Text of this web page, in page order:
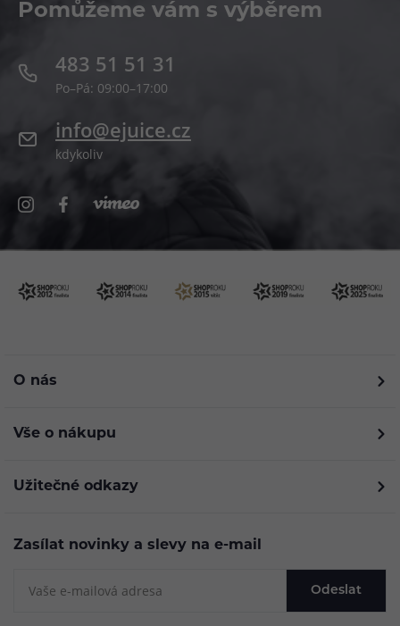
Pomůžeme vám s výběrem
483 51 51 31
Po–Pá: 09:00–17:00
info@ejuice.cz
kdykoliv
O nás
Vše o nákupu
Užitečné odkazy
Zasílat novinky a slevy na e-mail
Odeslat